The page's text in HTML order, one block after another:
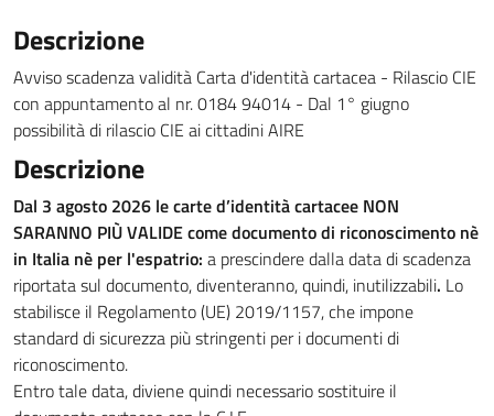
Descrizione
Avviso scadenza validità Carta d'identità cartacea - Rilascio CIE
con appuntamento al nr. 0184 94014 - Dal 1° giugno
possibilità di rilascio CIE ai cittadini AIRE
Descrizione
Dal 3 agosto 2026 le carte d’identità cartacee NON
SARANNO PIÙ VALIDE come documento di riconoscimento nè
in Italia nè per l'espatrio: a prescindere dalla data di scadenza
riportata sul documento, diventeranno, quindi, inutilizzabili. Lo
stabilisce il Regolamento (UE) 2019/1157, che impone
standard di sicurezza più stringenti per i documenti di
riconoscimento.
Entro tale data, diviene quindi necessario sostituire il